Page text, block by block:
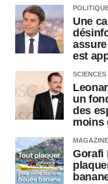
Une
est
SCIENCES
un
des
moins
MAGAZINE
Gorafi